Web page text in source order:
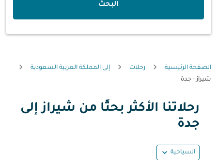
البحث
الصفحة الرئيسية رحلات
إلى المملكة العربية السعودية
شيراز - جدة
رحلاتنا الأكثر بحثًا من شيراز إلى
جدة
السياحية expand_more
حاول تحديث الرحلة (مغادرة و/أو وجهة) أو التفاعل مع